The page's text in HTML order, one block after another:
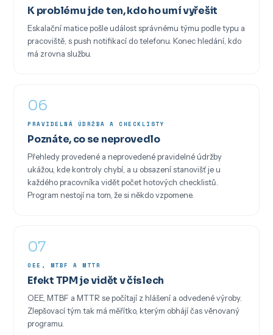
K problému jde ten, kdo ho umí vyřešit
Eskalační matice pošle událost správnému týmu podle typu a
pracoviště, s push notifikací do telefonu. Konec hledání, kdo
má zrovna službu.
06
PRAVIDELNÁ ÚDRŽBA A CHECKLISTY
Poznáte, co se neprovedlo
Přehledy provedené a neprovedené pravidelné údržby
ukážou, kde kontroly chybí, a u obsazení stanovišť je u
každého pracovníka vidět počet hotových checklistů.
Program nestojí na tom, že si někdo vzpomene.
07
OEE, MTBF A MTTR
Efekt TPM je vidět v číslech
OEE, MTBF a MTTR se počítají z hlášení a odvedené výroby.
Zlepšovací tým tak má měřítko, kterým obhájí čas věnovaný
programu.